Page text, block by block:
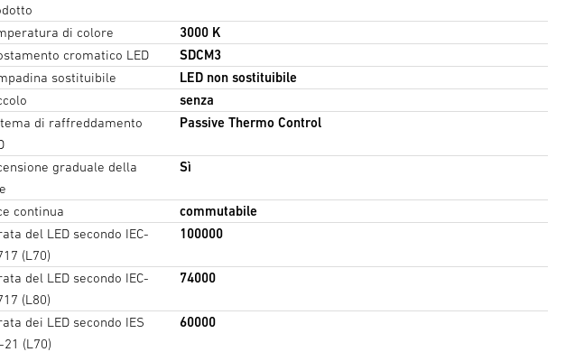
Soffitto di riflettanza
di illuminazione per
Calcolare
di colore
3000 K
cromatico LED
SDCM3
sostituibile
LED non sostituibile
senza
di raffreddamento
Passive Thermo Control
graduale della
Sì
continua
commutabile
del LED secondo IEC-
(L70)
100000
del LED secondo IEC-
(L80)
74000
dei LED secondo IES
21 (L70)
60000